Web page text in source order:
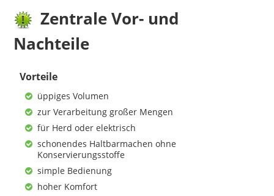
Zentrale Vor- und
Nachteile
Vorteile
üppiges Volumen
zur Verarbeitung großer Mengen
für Herd oder elektrisch
schonendes Haltbarmachen ohne
Konservierungsstoffe
simple Bedienung
hoher Komfort